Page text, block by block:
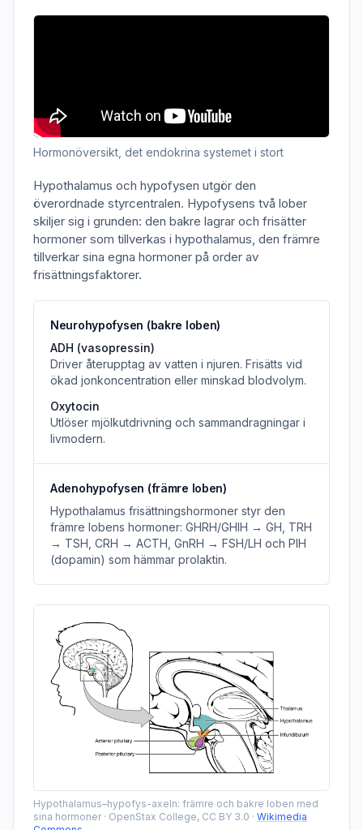
Hormonöversikt, det endokrina systemet i stort
Hypothalamus och hypofysen utgör den
överordnade styrcentralen. Hypofysens två lober
skiljer sig i grunden: den bakre lagrar och frisätter
hormoner som tillverkas i hypothalamus, den främre
tillverkar sina egna hormoner på order av
frisättningsfaktorer.
Neurohypofysen (bakre loben)
ADH (vasopressin)
Driver återupptag av vatten i njuren. Frisätts vid
ökad jonkoncentration eller minskad blodvolym.
Oxytocin
Utlöser mjölkutdrivning och sammandragningar i
livmodern.
Adenohypofysen (främre loben)
Hypothalamus frisättningshormoner styr den
främre lobens hormoner: GHRH/GHIH → GH, TRH
→ TSH, CRH → ACTH, GnRH → FSH/LH och PIH
(dopamin) som hämmar prolaktin.
Hypothalamus–hypofys-axeln: främre och bakre loben med
sina hormoner · OpenStax College, CC BY 3.0 · Wikimedia